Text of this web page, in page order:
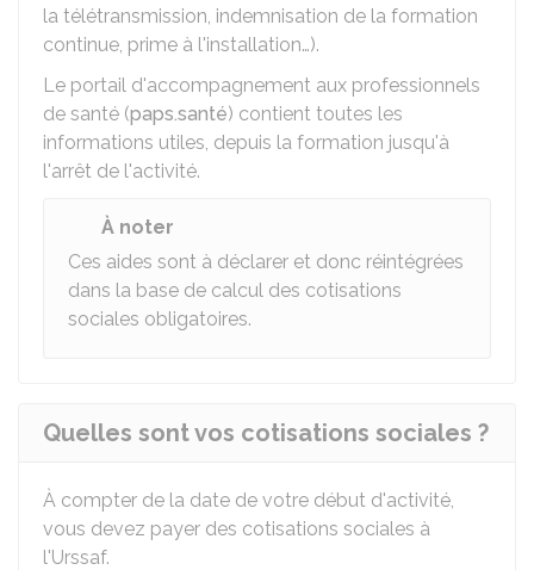
la télétransmission, indemnisation de la formation
continue, prime à l'installation…).
Le portail d'accompagnement aux professionnels
de santé (paps.santé) contient toutes les
informations utiles, depuis la formation jusqu'à
l'arrêt de l'activité.
À noter
Ces aides sont à déclarer et donc réintégrées
dans la base de calcul des cotisations
sociales obligatoires.
Quelles sont vos cotisations sociales ?
À compter de la date de votre début d'activité,
vous devez payer des cotisations sociales à
l'Urssaf.